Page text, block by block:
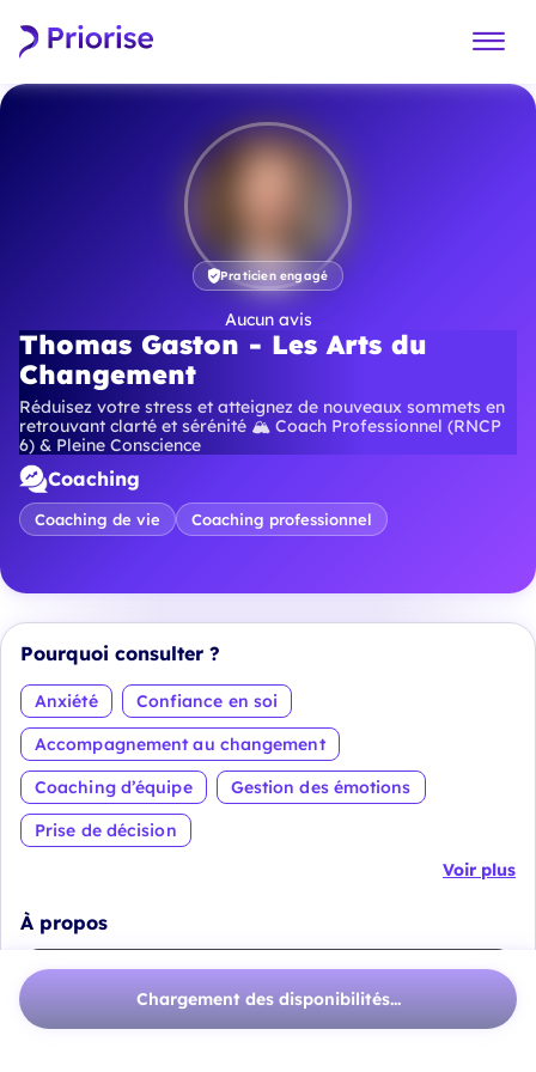
Praticien engagé
Aucun avis
Thomas Gaston - Les Arts du
Changement
Réduisez votre stress et atteignez de nouveaux sommets en
retrouvant clarté et sérénité 🏔️ Coach Professionnel (RNCP
6) & Pleine Conscience
Coaching
Coaching de vie Coaching professionnel
Pourquoi consulter ?
Anxiété
Confiance en soi
Accompagnement au changement
Coaching d’équipe
Gestion des émotions
Prise de décision
Voir plus
À propos
Chargement des disponibilités...